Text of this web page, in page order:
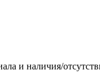
и наличия/